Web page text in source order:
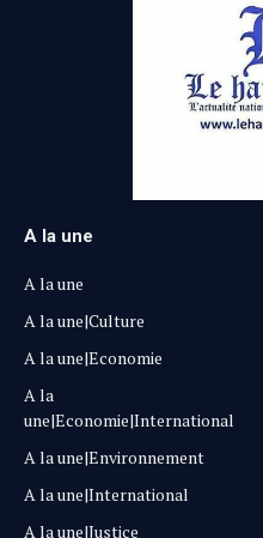
A la une
A la une
A la une|Culture
A la une|Economie
A la
une|Economie|International
A la une|Environnement
A la une|International
A la une|Justice